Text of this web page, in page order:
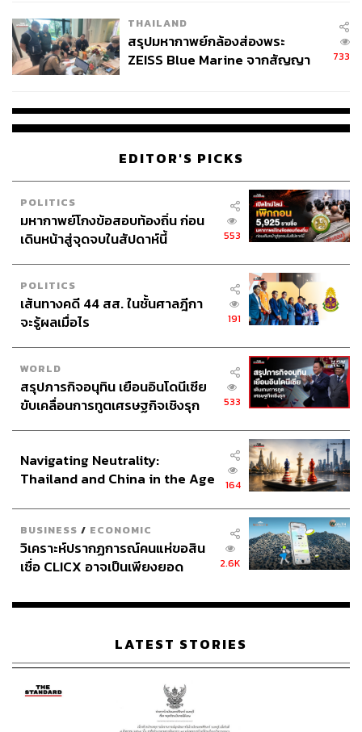
Stefano Scarpetta หัวหน้านักเศรษฐศาสตร์ OECD กล่าวว่า
รัฐบาลยังมีเครื่องมือหลายด้านในการช่วยบรรเทาผลกระทบ
จากภาวะขาดแคลนอุปทานพลังงาน โดยเฉพาะต่อครัวเรือน
อย่างไรก็ตาม วิกฤตครั้งนี้สะท้อนให้เห็นชัดเจนมากขึ้นว่า
โลกจำเป็นต้องเร่งลดการพึ่งพาการนำเข้าเชื้อเพลิงฟอสซิล
และกระจายแหล่งพลังงานให้หลากหลายขึ้น เพื่อเพิ่มความ
มั่นคงด้านพลังงานและลดความเปราะบางต่อวิกฤตใน
อนาคต
OECD ยังแนะนำให้รัฐบาลดำเนินมาตรการช่วยเหลือด้าน
ราคาพลังงานแบบเฉพาะเจาะจงและชั่วคราว ควบคู่ไปกับ
การเพิ่มประสิทธิภาพการใช้พลังงาน เพื่อรักษาเสถียรภาพ
ทางการคลังและลดความเสี่ยงจากแรงกระแทกด้านพลังงาน
ในระยะยาว
ภาพ: Achim Wagner/ Shutterstock
อ้างอิง:
https://www.oecd.org/en/about/news/press-releases/
ergy-shock-and-rising-inflationary-pressures.html
ผ่านแอปพลิเคชันต่างๆ ที่คุณสะดวกหรือใช้งานอยู่แล้วได้เลย
องค์การเพื่อความร่วมมือทางเศรษฐกิจและการพัฒนา
Mathias Cormann
G20 OECD
เงินเฟ้อ
THAILAND
สรุปมหากาพย์กล้องส่องพระ
ZEISS Blue Marine จากสัญญา
จ่ายหนี้-แอบระบุแบรนด์
733
EDITOR'S PICKS
POLITICS
มหากาพย์โกงข้อสอบท้องถิ่น ก่อน
เดินหน้าสู่จุดจบในสัปดาห์นี้
553
POLITICS
เส้นทางคดี 44 สส. ในชั้นศาลฎีกา
จะรู้ผลเมื่อไร
191
WORLD
สรุปภารกิจอนุทิน เยือนอินโดนีเซีย
ขับเคลื่อนการทูตเศรษฐกิจเชิงรุก
533
Navigating Neutrality:
Thailand and China in the Age
164
BUSINESS / ECONOMIC
วิเคราะห์ปรากฏการณ์คนแห่ขอสิน
เชื่อ CLICX อาจเป็นเพียงยอด
เรือนไทยที่ถูกซุกไว้
2.6K
LATEST STORIES